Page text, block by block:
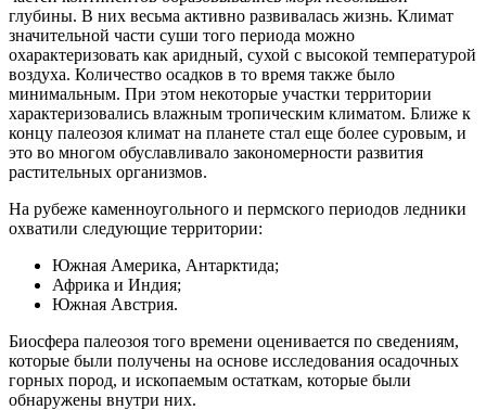
глубины. В них весьма активно развивалась жизнь. Климат
значительной части суши того периода можно
охарактеризовать как аридный, сухой с высокой температурой
воздуха. Количество осадков в то время также было
минимальным. При этом некоторые участки территории
характеризовались влажным тропическим климатом. Ближе к
концу палеозоя климат на планете стал еще более суровым, и
это во многом обуславливало закономерности развития
растительных организмов.
На рубеже каменноугольного и пермского периодов ледники
охватили следующие территории:
Южная Америка, Антарктида;
Африка и Индия;
Южная Австрия.
Биосфера палеозоя того времени оценивается по сведениям,
которые были получены на основе исследования осадочных
горных пород, и ископаемым остаткам, которые были
обнаружены внутри них.